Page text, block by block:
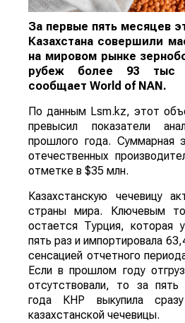
За первые пять месяцев
Казахстана совершили
на мировом рынке
рубеж более 93 тыс
сообщает World of NAN .
По данным Lsm.kz, этот
превысил показатели
прошлого года. Суммарная
отечественных
отметке в $35 млн.
Казахстанскую чечевицу
страны мира. Ключевым
остается Турция, которая
пять раз и импортировала
сенсацией отчетного
Если в прошлом году
отсутствовали, то за
года КНР выкупила
казахстанской чечевицы.